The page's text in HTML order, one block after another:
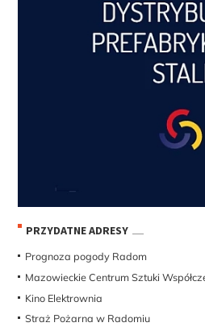
PRZYDATNE ADRESY
Prognoza pogody Radom
Mazowieckie Centrum Sztuki
Kino Elektrownia
Straż Pożarna w Radomiu